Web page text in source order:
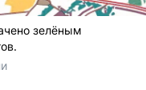
зелёным